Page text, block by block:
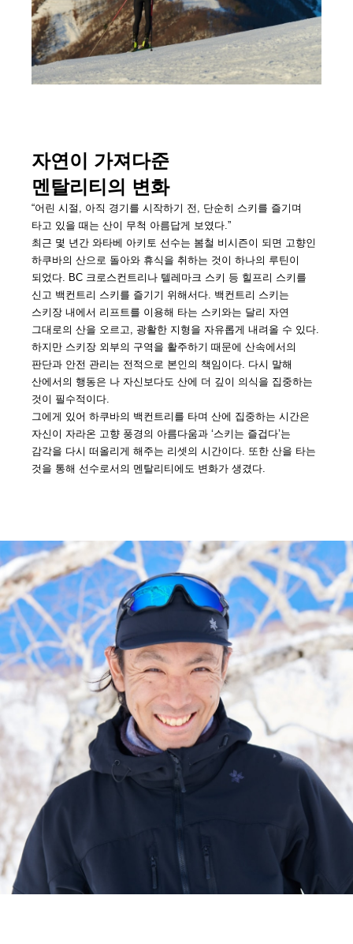
자연이 가져다준
멘탈리티의 변화
“어린 시절, 아직 경기를 시작하기 전, 단순히 스키를 즐기며
타고 있을 때는 산이 무척 아름답게 보였다.”
최근 몇 년간 와타베 아키토 선수는 봄철 비시즌이 되면 고향인
하쿠바의 산으로 돌아와 휴식을 취하는 것이 하나의 루틴이
되었다. BC 크로스컨트리나 텔레마크 스키 등 힐프리 스키를
신고 백컨트리 스키를 즐기기 위해서다. 백컨트리 스키는
스키장 내에서 리프트를 이용해 타는 스키와는 달리 자연
그대로의 산을 오르고, 광활한 지형을 자유롭게 내려올 수 있다.
하지만 스키장 외부의 구역을 활주하기 때문에 산속에서의
판단과 안전 관리는 전적으로 본인의 책임이다. 다시 말해
산에서의 행동은 나 자신보다도 산에 더 깊이 의식을 집중하는
것이 필수적이다.
그에게 있어 하쿠바의 백컨트리를 타며 산에 집중하는 시간은
자신이 자라온 고향 풍경의 아름다움과 ‘스키는 즐겁다’는
감각을 다시 떠올리게 해주는 리셋의 시간이다. 또한 산을 타는
것을 통해 선수로서의 멘탈리티에도 변화가 생겼다.